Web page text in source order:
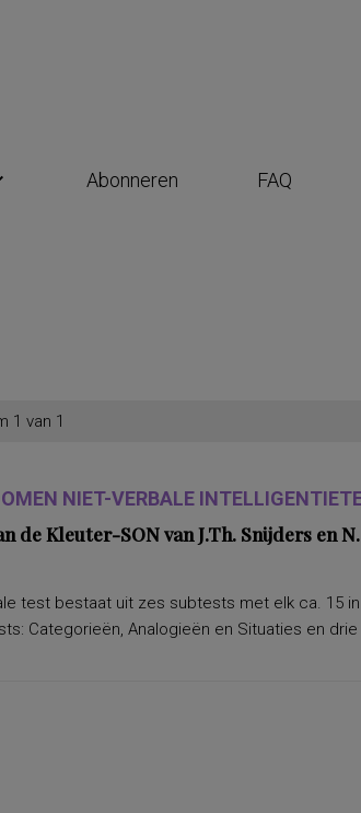
Abonneren FAQ
1 van 1
NIET-VERBALE
de Kleuter-SON van J.Th. Snijders en
test bestaat uit zes subtests met elk ca. 15
Categorieën, Analogieën en Situaties en